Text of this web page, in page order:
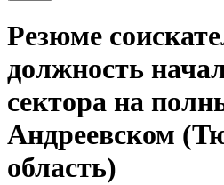
Резюме
должность
сектора на
Андреевском
область)